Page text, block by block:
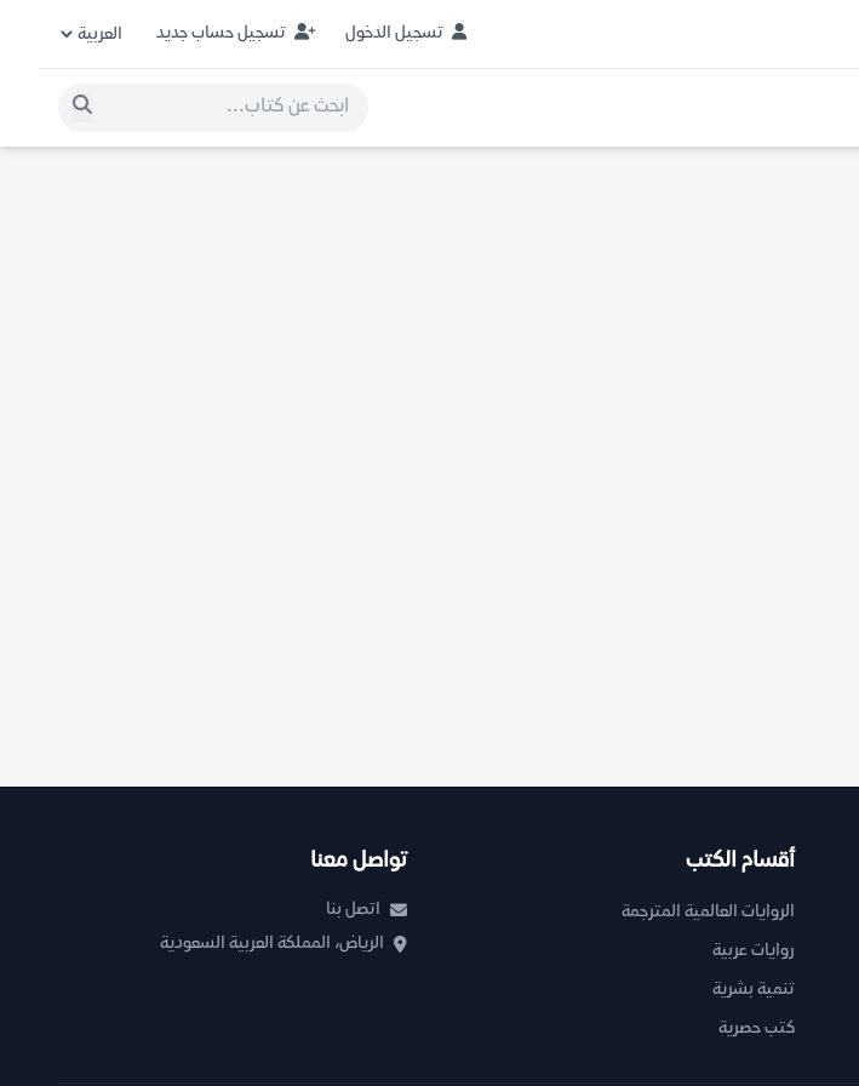
تسجيل الدخول تسجيل حساب جديد
أقسام الكتب
الروايات العالمية المترجمة
روايات عربية
تنمية بشرية
كتب حصرية
تواصل معنا
اتصل بنا
الرياض، المملكة العربية السعودية